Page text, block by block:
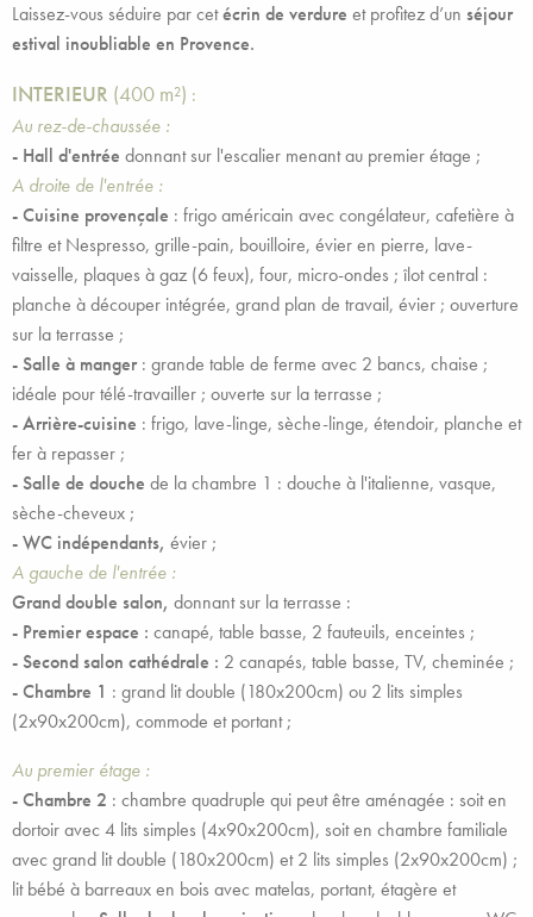
Laissez-vous séduire par cetécrin de verdure et profitez d’un séjour
estival inoubliable en Provence.
INTERIEUR (400 m²) :
Au rez-de-chaussée :
- Hall d'entrée donnant sur l'escalier menant au premier étage ;
A droite de l'entrée :
-Cuisine provençale : frigo américain avec congélateur, cafetière à
filtre et Nespresso, grille-pain, bouilloire, évier en pierre, lave-
vaisselle, plaques à gaz (6 feux), four, micro-ondes ; îlot central :
planche à découper intégrée, grand plan de travail, évier ; ouverture
sur la terrasse ;
- Salle à manger: grande table de ferme avec 2 bancs, chaise ;
idéale pour télé-travailler ; ouverte sur la terrasse ;
- Arrière-cuisine : frigo, lave-linge, sèche-linge, étendoir, planche et
fer à repasser ;
-Salle de douche de la chambre 1 : douche à l'italienne, vasque,
sèche-cheveux ;
- WC indépendants, évier ;
A gauche de l'entrée :
Grand double salon, donnant sur la terrasse :
- Premier espace : canapé, table basse, 2 fauteuils, enceintes ;
- Second salon cathédrale : 2 canapés, table basse, TV, cheminée ;
- Chambre 1 : grand lit double (180x200cm) ou 2 lits simples
(2x90x200cm), commode et portant ;
Au premier étage :
- Chambre 2 : chambre quadruple qui peut être aménagée : soit en
dortoir avec 4 lits simples (4x90x200cm), soit en chambre familiale
avec grand lit double (180x200cm) et 2 lits simples (2x90x200cm) ;
lit bébé à barreaux en bois avec matelas, portant, étagère et